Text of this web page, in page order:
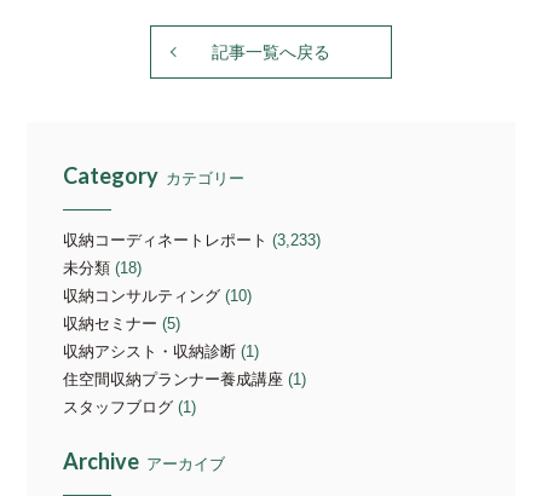
記事一覧へ戻る
Category カテゴリー
収納コーディネートレポート (3,233)
未分類 (18)
収納コンサルティング (10)
収納セミナー (5)
収納アシスト・収納診断 (1)
住空間収納プランナー養成講座 (1)
スタッフブログ (1)
Archive アーカイブ